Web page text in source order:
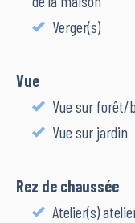
Verger(s)
Vue
Vue sur forêt/
Vue sur jardin
Rez de chaussée
Atelier(s)